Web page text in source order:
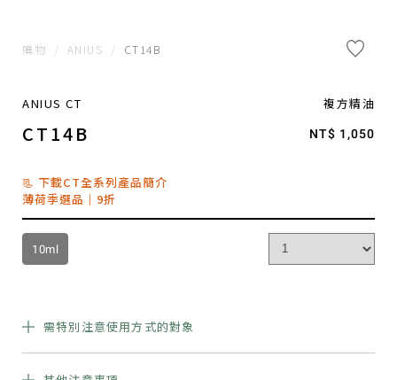
購物 / ANIUS / CT14B
ANIUS CT 複方精油
CT14B NT$ 1,050
📃 下載CT全系列產品簡介
薄荷季選品｜9折
10ml
需特別注意使用方式的對象
孕婦